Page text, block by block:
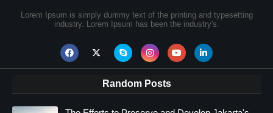
Lorem Ipsum is simply dummy text of the printing and typesetting
industry. Lorem Ipsum has been the industry's.
Random Posts